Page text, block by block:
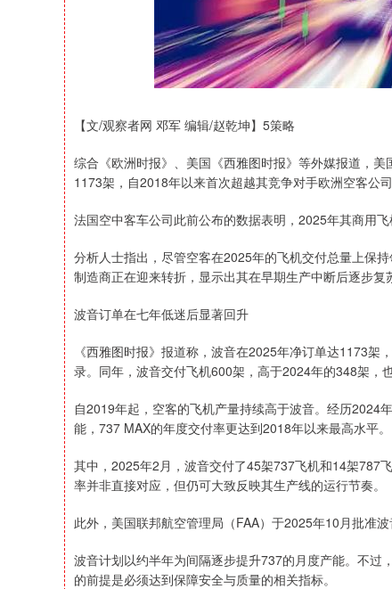
【文/观察者网 邓军 编辑/赵乾坤】5策略
综合《欧洲时报》、美国《西雅图时报》等外媒报道，
1173架，自2018年以来首次超越其竞争对手欧洲空客公
法国空中客车公司此前公布的数据表明，2025年其商用
分析人士指出，尽管空客在2025年的飞机交付总量上保
制造商正在迎来转折，显示出其在早期生产中断后逐步复
波音订单在七年低迷后显著回升
《西雅图时报》报道称，波音在2025年净订单达1173
录。同年，波音交付飞机600架，高于2024年的348架，
自2019年起，空客的飞机产量持续高于波音。经历2024
能，737 MAX的年度交付率更达到2018年以来最高水平。
其中，2025年2月，波音交付了45架737飞机和14架787
率并非直接对应，但仍可大致反映其生产线的运行节奏。
此外，美国联邦航空管理局（FAA）于2025年10月批准
波音计划以约半年为间隔逐步提升737的月度产能。不过
的前提是必须达到保障安全与质量的相关指标。
深证成指 14311.01 200.89